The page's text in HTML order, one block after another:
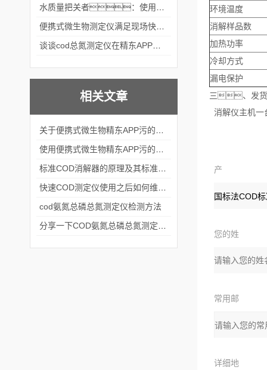
相关文章
cod氨氮总磷总氮测定仪检测方法
环境温度
消解样品数
加热功率
冷却方式
漏电保护
三、发货
消解仪主机
产
品：
您的姓
名：
常用邮
箱：
详细地